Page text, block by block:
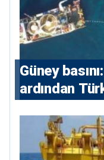
Güney
ardından